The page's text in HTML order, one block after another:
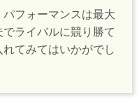
フォーマンスは最大
ライバルに競り勝て
てみてはいかがでし